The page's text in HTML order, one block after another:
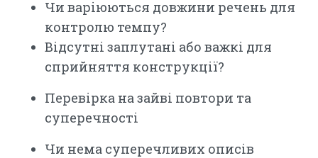
Чи варіюються довжини речень для
контролю темпу?
Відсутні заплутані або важкі для
сприйняття конструкції?
Перевірка на зайві повтори та
суперечності
Чи нема суперечливих описів